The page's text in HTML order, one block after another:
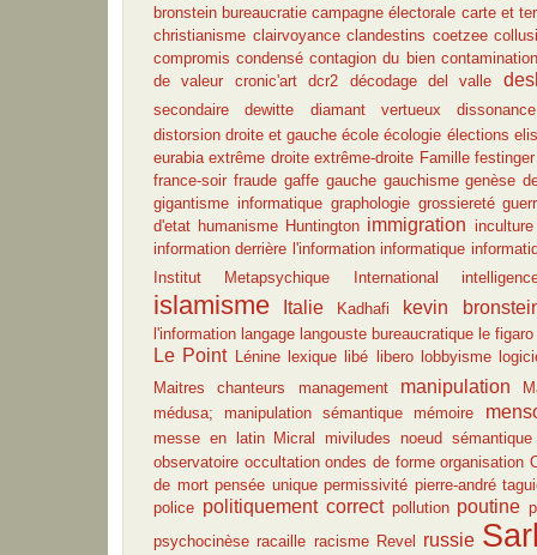
bronstein bureaucratie campagne électorale carte et
christianisme clairvoyance clandestins coetzee
compromis condensé contagion du bien contamination
de valeur
cronic'art dcr2 décodage del valle
secondaire dewitte diamant vertueux
distorsion droite et gauche école écologie élections
eurabia extrême droite extrême-droite Famille festinger
france-soir fraude gaffe gauche gauchisme genèse
gigantisme informatique graphologie grossiereté
d'etat humanisme Huntington immigration inculture
information derrière l'information informatique
Institut Metapsychique International
islamisme Italie Kadhafi kevin
l'information langage langouste bureaucratique le figaro
Le Point Lénine lexique libé libero lobbyisme
Maitres chanteurs
management manipulation
médusa; manipulation sémantique
mémoire
messe en latin Micral miviludes noeud sémantique
observatoire occultation ondes de forme organisation
de mort pensée unique permissivité pierre-andré
police politiquement correct pollution poutine
psychocinèse racaille racisme Revel russie